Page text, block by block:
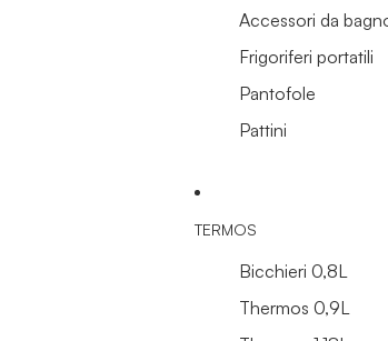
Accessori da
Frigoriferi portatili
Pantofole
Pattini
TERMOS
Bicchieri 0,8L
Thermos 0,9L